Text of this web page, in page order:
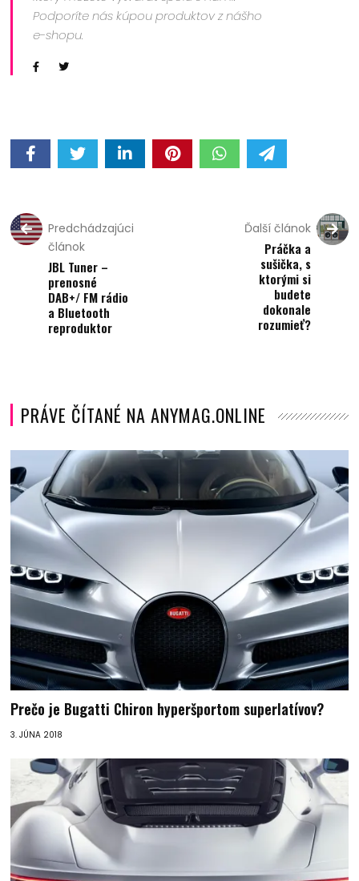
Podporíte nás kúpou produktov z nášho
e-shopu.
Predchádzajúci
článok
JBL Tuner –
prenosné
DAB+/ FM rádio
a Bluetooth
reproduktor
Ďalší článok
Práčka a
sušička, s
ktorými si
budete
dokonale
rozumieť?
PRÁVE ČÍTANÉ NA ANYMAG.ONLINE
Prečo je Bugatti Chiron hyperšportom superlatívov?
3. JÚNA 2018